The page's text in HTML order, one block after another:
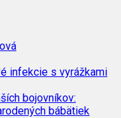
infekcie s vyrážkami
bojovníkov:
bábätiek